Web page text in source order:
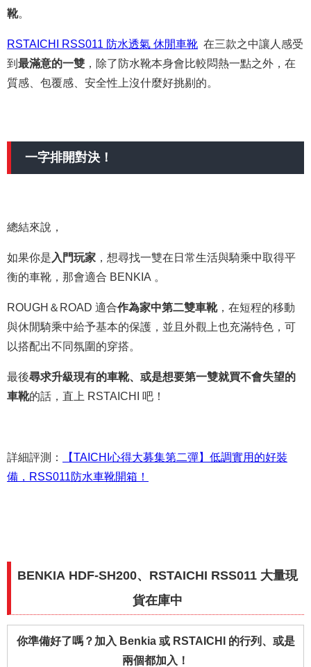
靴。
RSTAICHI RSS011 防水透氣 休閒車靴 在三款之中讓人感受
到最滿意的一雙 ，除了防水靴本身會比較悶熱一點之外，在
質感、包覆感、安全性上沒什麼好挑剔的。
一字排開對決！
總結來說，
如果你是 入門玩家 ，想尋找一雙在日常生活與騎乘中取得平
衡的車靴，那會適合 BENKIA 。
ROUGH＆ROAD 適合作為家中第二雙車靴，在短程的移動
與休閒騎乘中給予基本的保護，並且外觀上也充滿特色，可
以搭配出不同氛圍的穿搭。
最後尋求升級現有的車靴、或是想要第一雙就買不會失望的
車靴的話，直上 RSTAICHI 吧！
詳細評測：
【TAICHI心得大募集第二彈】低調實用的好裝
備，RSS011防水車靴開箱！
BENKIA HDF-SH200、RSTAICHI RSS011 大量現
貨在庫中
你準備好了嗎？加入 Benkia 或 RSTAICHI 的行列、或是
兩個都加入！